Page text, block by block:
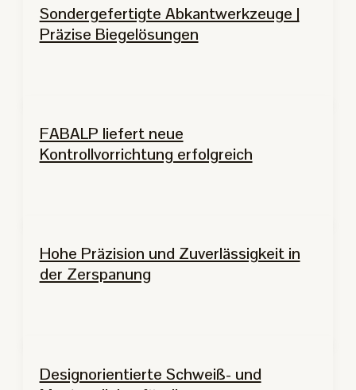
Sondergefertigte Abkantwerkzeuge |
Präzise Biegelösungen
FABALP liefert neue
Kontrollvorrichtung erfolgreich
Hohe Präzision und Zuverlässigkeit in
der Zerspanung
Designorientierte Schweiß- und